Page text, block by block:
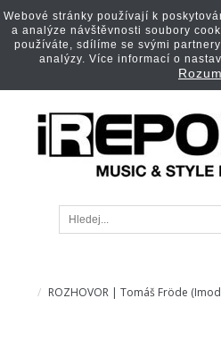
ROZHOVOR | Tomáš Fröde
Webové stránky používají k
a analýze návštěvnosti soubory
používáte, sdílíme se svými
analýzy. Více informací o